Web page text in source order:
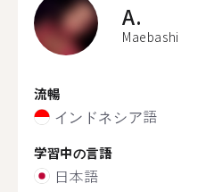
A.
Maebashi
流暢
インドネシア語
学習中の言語
日本語